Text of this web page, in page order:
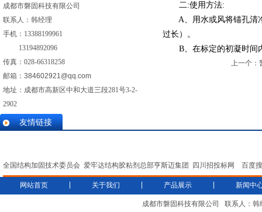
成都市磐固科技有限公司
联系人：韩经理
手机： 13388199961
13194892096
传真：028-66318258
邮箱： 384602921@qq.com
地址：成都市高新区中和大道三段281号3-2-
2902
二:使用方法:
A、用水或风将锚孔清净
过长）。
B、在标定的初凝时间内
上一个：
友情链接
全国结构加固技术委员会 爱牢达结构胶粘剂总部亨斯迈集团 四川招投标网 百度
网站首页 关于我们 产品展示 新闻中
成都市磐固科技有限公司 联系人：